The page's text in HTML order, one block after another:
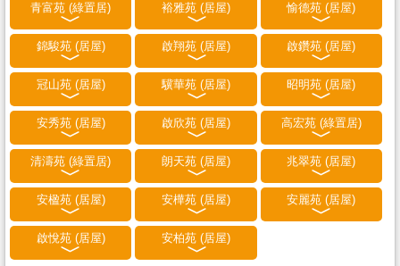
青富苑 (綠置居) 裕雅苑 (居屋) 愉德苑 (居屋)
錦駿苑 (居屋) 啟翔苑 (居屋) 啟鑽苑 (居屋)
冠山苑 (居屋) 驥華苑 (居屋) 昭明苑 (居屋)
安秀苑 (居屋) 啟欣苑 (居屋) 高宏苑 (綠置居)
清濤苑 (綠置居) 朗天苑 (居屋) 兆翠苑 (居屋)
安楹苑 (居屋) 安樺苑 (居屋) 安麗苑 (居屋)
啟悅苑 (居屋) 安柏苑 (居屋)